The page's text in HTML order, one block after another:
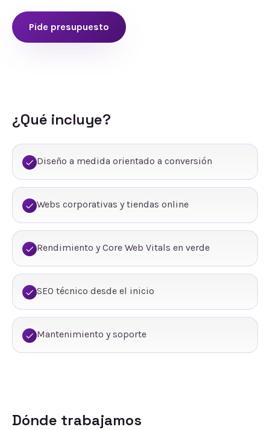
Pide presupuesto
¿Qué incluye?
Diseño a medida orientado a conversión
Webs corporativas y tiendas online
Rendimiento y Core Web Vitals en verde
SEO técnico desde el inicio
Mantenimiento y soporte
Dónde trabajamos